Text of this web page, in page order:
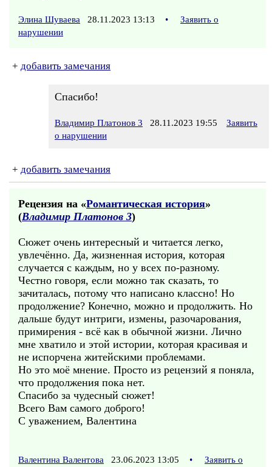
Элина Шуваева 28.11.2023 13:13 •
Заявить о
нарушении
+ добавить замечания
Спасибо!
Владимир Платонов 3 28.11.2023 19:55
Заявить
о нарушении
+ добавить замечания
Рецензия на «Романтическая история»
(Владимир Платонов 3)
Сюжет очень интересный и читается легко,
увлечённо. Да, жизненная история, которая
случается с каждым, но у всех по-разному.
Честно говоря, если можно так сказать, то
зачиталась, потому что написано классно! Но
продолжение? Конечно, можно и продолжить. Но
дальше будут интриги, измены, разочарования,
примирения - всё как в обычной жизни. Лично
мне хватило и этой истории, которая красивая и
не испорчена житейскими проблемами.
Но это моё мнение. Просто из рецензий я поняла,
что продолжения пока нет.
Спасибо за чудесный сюжет!
Всего Вам самого доброго!
С уважением, Валентина
Валентина Валентова 23.06.2023 13:05 •
Заявить о